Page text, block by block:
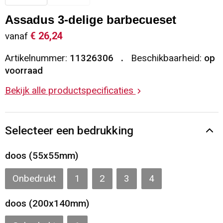
Sleutelhangers en Lanyards
Snoepgoed
Spellen voor binnen en buiten
Sport
Waterflesjes
Themapakketten
Vesten
Gilets
Blazers
Restauranttextiel
Reflecterende vesten
Hoofdbescherming
Reflecterende polo's
Oog- en gelaatsbescherming
Caps, Hoeden en Mutsen
Assadus 3-delige barbecueset
vanaf € 26,24
Artikelnummer: 11326306 Beschikbaarheid: op
voorraad
Bekijk alle productspecificaties
Selecteer een bedrukking
doos (55x55mm)
Onbedrukt 1 2 3 4
doos (200x140mm)